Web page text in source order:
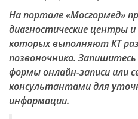
На портале «Мосгормед»
диагностические центры
которых выполняют КТ
позвоночника.
формы онлайн-записи или
консультантами для
информации.